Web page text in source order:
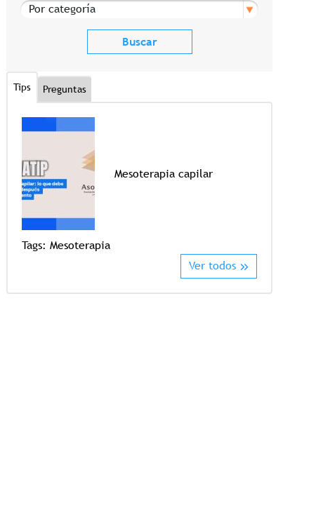
Por categoría
Tips Preguntas
Mesoterapia capilar
Tags: Mesoterapia
Ver todos